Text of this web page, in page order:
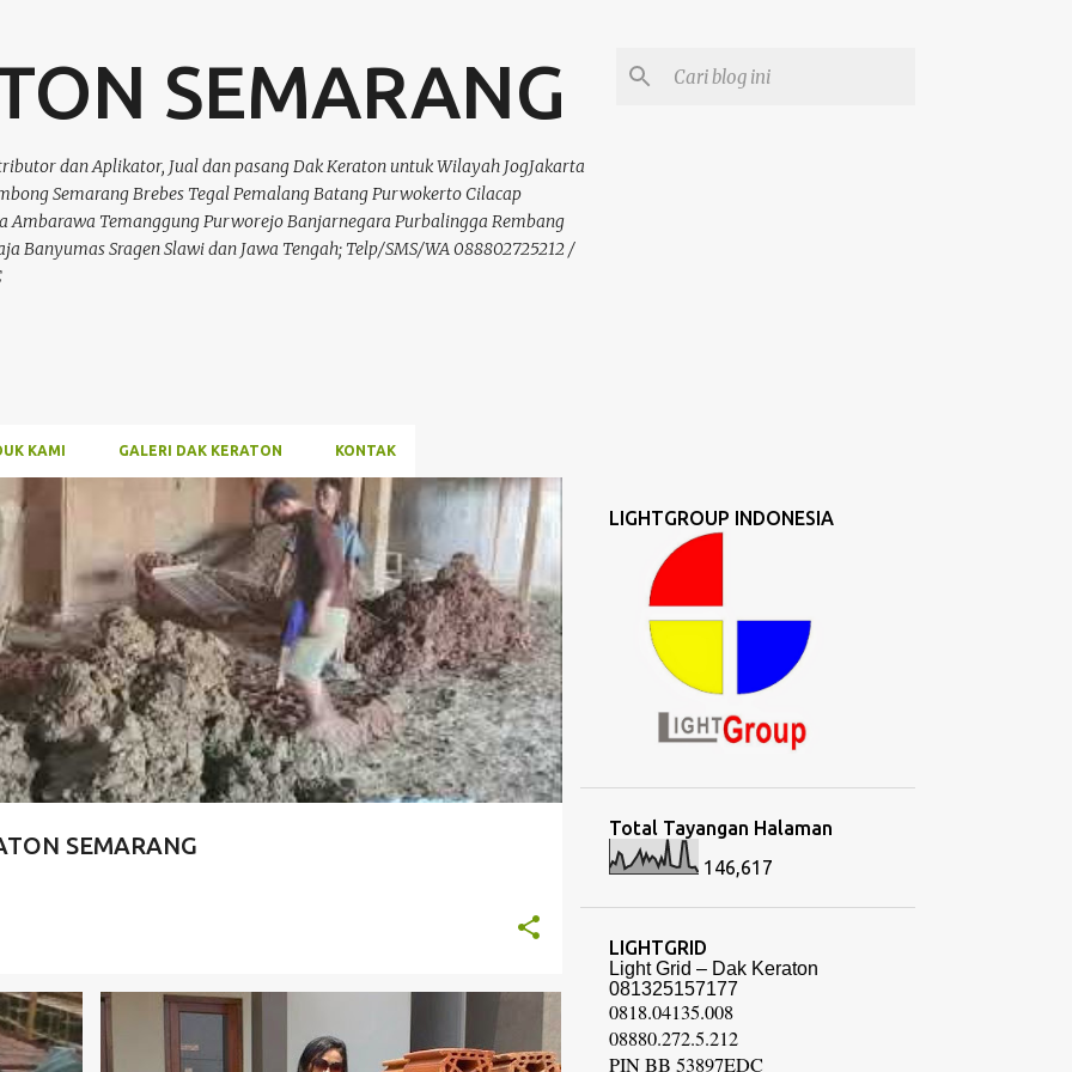
SEMARANG
dan Aplikator, Jual dan pasang Dak Keraton untuk Wilayah JogJakarta
Semarang Brebes Tegal Pemalang Batang Purwokerto Cilacap
Ambarawa Temanggung Purworejo Banjarnegara Purbalingga Rembang
Banyumas Sragen Slawi dan Jawa Tengah; Telp/SMS/WA 088802725212 /
KAMI GALERI DAK KERATON KONTAK
SEMARANG
JUAL DAK KERATON SEMARANG
SEMARANG +
TOKO DAK KERATON SEMARANG
+7 DAK KAMAR MANDI
LIGHTGROUP INDONESIA
Total Tayangan Halaman
146,617
LIGHTGRID
Light Grid – Dak Keraton
081325157177
0818.04135.008
08880.272.5.212
PIN BB 53897EDC